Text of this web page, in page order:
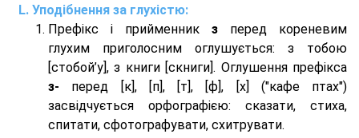
Уподібнення за глухістю:
Префікс і прийменник з перед кореневим
глухим приголосним оглушується: з тобою
[стобой’у], з книги [скниги]. Оглушення префікса
з- перед [к], [п], [т], [ф], [х] ("кафе птах")
засвідчується орфографією: сказати, стиха,
спитати, сфотографувати, схитрувати.